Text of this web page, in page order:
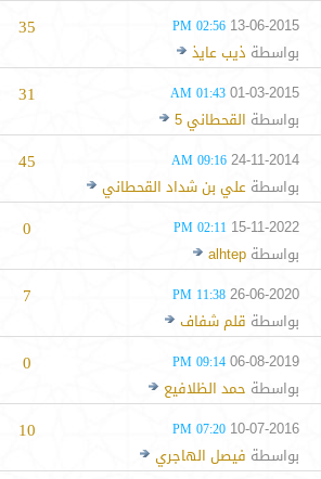
13-06-2015
02:56 PM
بواسطة ذيب عايذ
35
01-03-2015
01:43 AM
بواسطة القحطاني 5
31
24-11-2014
09:16 AM
بواسطةعلي بن شداد القحطاني
45
15-11-2022
02:11 PM
بواسطةalhtep
0
26-06-2020
11:38 PM
بواسطة قلم شفاف
7
06-08-2019
09:14 PM
بواسطة حمد الظلافيع
0
10-07-2016
07:20 PM
بواسطة فيصل الهاجري
10